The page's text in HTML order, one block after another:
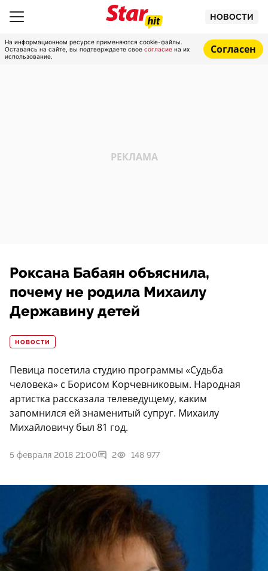
НОВОСТИ
На информационном ресурсе применяются cookie-файлы.
Оставаясь на сайте, вы подтверждаете свое согласие на их
использование.
Согласен
Роксана Бабаян объяснила,
почему не родила Михаилу
Державину детей
НОВОСТИ
Певица посетила студию программы «Судьба
человека» с Борисом Корчевниковым. Народная
артистка рассказала телеведущему, каким
запомнился ей знаменитый супруг. Михаилу
Михайловичу был 81 год.
5 февраля 2018 21:00 2 148 977